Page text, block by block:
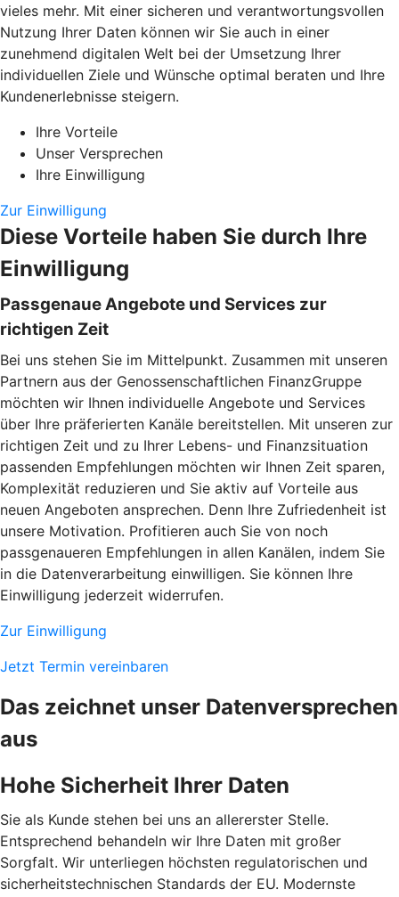
vieles mehr. Mit einer sicheren und verantwortungsvollen
Nutzung Ihrer Daten können wir Sie auch in einer
zunehmend digitalen Welt bei der Umsetzung Ihrer
individuellen Ziele und Wünsche optimal beraten und Ihre
Kundenerlebnisse steigern.
Ihre Vorteile
Unser Versprechen
Ihre Einwilligung
Zur Einwilligung
Diese Vorteile haben Sie durch Ihre
Einwilligung
Passgenaue Angebote und Services zur
richtigen Zeit
Bei uns stehen Sie im Mittelpunkt. Zusammen mit unseren
Partnern aus der Genossenschaftlichen FinanzGruppe
möchten wir Ihnen individuelle Angebote und Services
über Ihre präferierten Kanäle bereitstellen. Mit unseren zur
richtigen Zeit und zu Ihrer Lebens- und Finanzsituation
passenden Empfehlungen möchten wir Ihnen Zeit sparen,
Komplexität reduzieren und Sie aktiv auf Vorteile aus
neuen Angeboten ansprechen. Denn Ihre Zufriedenheit ist
unsere Motivation. Profitieren auch Sie von noch
passgenaueren Empfehlungen in allen Kanälen, indem Sie
in die Datenverarbeitung einwilligen. Sie können Ihre
Einwilligung jederzeit widerrufen.
Zur Einwilligung
Jetzt Termin vereinbaren
Das zeichnet unser Datenversprechen
aus
Hohe Sicherheit Ihrer Daten
Sie als Kunde stehen bei uns an allererster Stelle.
Entsprechend behandeln wir Ihre Daten mit großer
Sorgfalt. Wir unterliegen höchsten regulatorischen und
sicherheitstechnischen Standards der EU. Modernste